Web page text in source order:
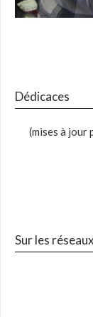
Dédicaces
(mises à jour
Sur les